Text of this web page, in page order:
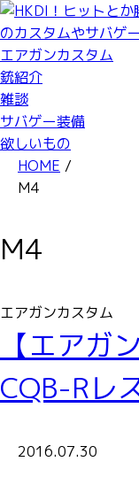
エアガンカスタム
銃紹介
雑談
サバゲー装備
欲しいもの
HOME /
M4
M4
エアガンカスタム
【エアガ
CQB-Rレ
2016.07.30